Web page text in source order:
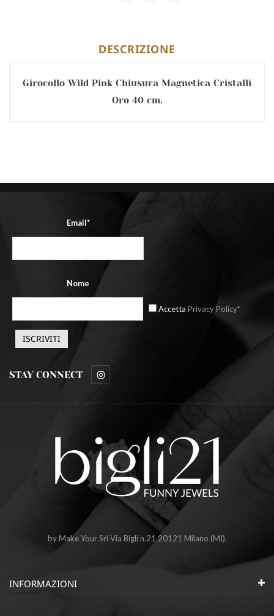
DESCRIZIONE
Girocollo Wild Pink Chiusura Magnetica Cristalli
Oro 40 cm.
Email*
Nome
Accetta Privacy Policy*
STAY CONNECT
by Make Your Srl Via Bigli n.21 20121 Milano (MI).
INFORMAZIONI